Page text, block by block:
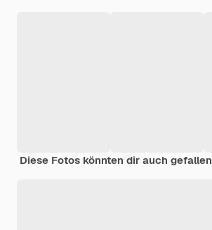
Diese Fotos könnten dir auch gefallen